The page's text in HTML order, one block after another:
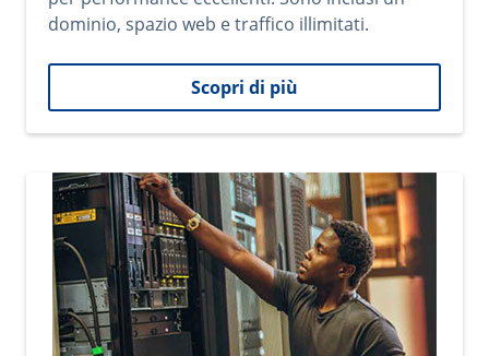
dominio, spazio web e traffico illimitati.
Scopri di più